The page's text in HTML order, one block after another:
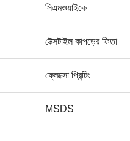
সিএমওয়াইকে
টেক্সটাইল কাপড়ের ফিতা
ফ্লেক্সো প্রিন্টিং
MSDS